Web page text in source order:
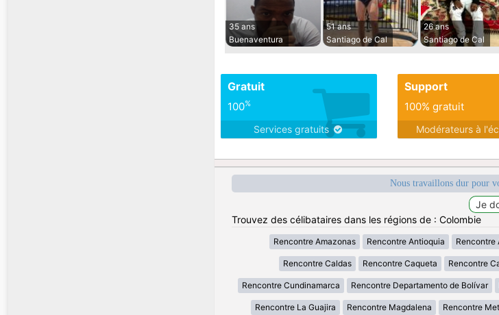
35 ans
Buenaventura
51 ans
Santiago de Cal
26 ans
Santiago de Cal
Gratuit
100%
Services gratuits
Support
100% gratuit
Modérateurs à
Nous travaillons dur pour
Trouvez des célibataires dans les régions de : Colombie
Rencontre Amazonas Rencontre Antioquia Rencontre
Rencontre Caldas Rencontre Caqueta Rencontre
Rencontre Cundinamarca Rencontre Departamento de Bolívar
Rencontre La Guajira Rencontre Magdalena Rencontre